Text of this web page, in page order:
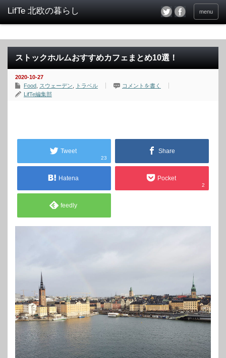
menu
ストックホルムおすすめカフェまとめ10選！
2020-10-27
Food スウェーデン トラベル
コメントを書く
LifTe編集部
Tweet
23
Share
Hatena Pocket
2
feedly